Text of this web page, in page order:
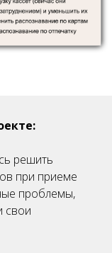
решить
при приеме
проблемы,
свои